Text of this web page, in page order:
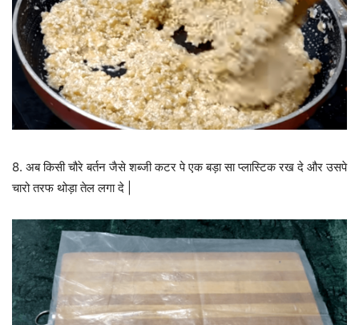
8. अब किसी चौरे बर्तन जैसे शब्जी कटर पे एक बड़ा सा प्लास्टिक रख दे और उसपे
चारो तरफ थोड़ा तेल लगा दे |